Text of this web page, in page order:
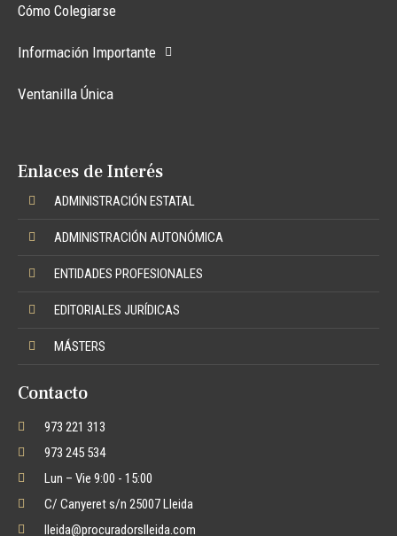
Cómo Colegiarse
Información Importante
Ventanilla Única
Enlaces de Interés
ADMINISTRACIÓN ESTATAL
ADMINISTRACIÓN AUTONÓMICA
ENTIDADES PROFESIONALES
EDITORIALES JURÍDICAS
MÁSTERS
Contacto
973 221 313
973 245 534
Lun – Vie 9:00 - 15:00
C/ Canyeret s/n 25007 Lleida
lleida@procuradorslleida.com